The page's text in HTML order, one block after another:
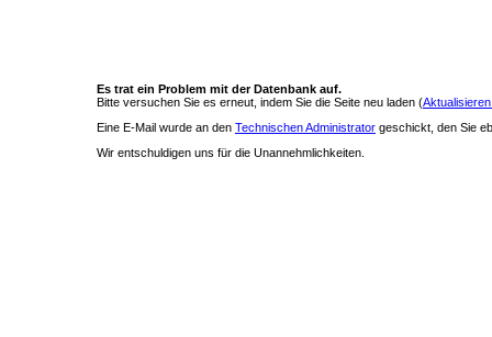
Es trat ein Problem mit der Datenbank auf.
Bitte versuchen Sie es erneut, indem Sie die Seite neu laden (
Eine E-Mail wurde an den Technischen Administrator geschickt, den Sie
Wir entschuldigen uns für die Unannehmlichkeiten.